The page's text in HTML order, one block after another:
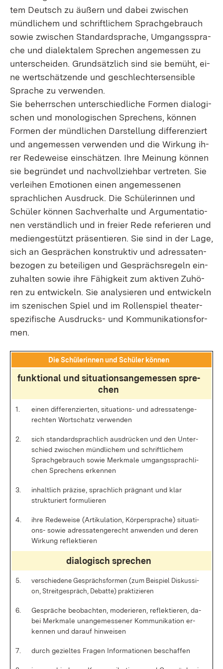
tem Deutsch zu äu­ßern und da­bei zwi­schen
münd­li­chem und schrift­li­chem Sprach­ge­brauch
so­wie zwi­schen Stan­dard­spra­che, Um­gangs­spra­
che und dia­lek­ta­lem Spre­chen an­ge­mes­sen zu
un­ter­schei­den. Grund­sätz­lich sind sie be­müht, ei­
ne wert­schät­zen­de und ge­schlech­ter­sen­si­ble
Spra­che zu ver­wen­den.
Sie be­herr­schen un­ter­schied­li­che For­men dia­lo­gi­
schen und mo­no­lo­gi­schen Spre­chens, kön­nen
For­men der münd­li­chen Dar­stel­lung dif­fe­ren­ziert
und an­ge­mes­sen ver­wen­den und die Wir­kung ih­
rer Re­de­wei­se ein­schät­zen. Ih­re Mei­nung kön­nen
sie be­grün­det und nach­voll­zieh­bar ver­tre­ten. Sie
ver­lei­hen Emo­tio­nen ei­nen an­ge­mes­se­nen
sprach­li­chen Aus­druck. Die Schü­le­rin­nen und
Schü­ler kön­nen Sach­ver­hal­te und Ar­gu­men­ta­tio­
nen ver­ständ­lich und in frei­er Re­de re­fe­rie­ren und
me­di­en­ge­stützt prä­sen­tie­ren. Sie sind in der La­ge,
sich an Ge­sprä­chen kon­struk­tiv und adres­sa­ten­
be­zo­gen zu be­tei­li­gen und Ge­sprächs­re­geln ein­
zu­hal­ten so­wie ih­re Fä­hig­keit zum ak­ti­ven Zu­hö­
ren zu ent­wi­ckeln. Sie ana­ly­sie­ren und ent­wi­ckeln
im sze­ni­schen Spiel und im Rol­len­spiel thea­ter­
spe­zi­fi­sche Aus­drucks- und Kom­mu­ni­ka­ti­ons­for­
men.
Die Schü­le­rin­nen und Schü­ler kön­nen
funk­tio­nal und si­tua­ti­ons­an­ge­mes­sen spre­
chen
1.
ei­nen dif­fe­ren­zier­ten, si­tua­ti­ons- und adres­sa­ten­ge­
rech­ten Wort­schatz ver­wen­den
2.
sich stan­dard­sprach­lich aus­drü­cken und den Un­ter­
schied zwi­schen münd­li­chem und schrift­li­chem
Sprach­ge­brauch so­wie Merk­ma­le um­gangs­sprach­li­
chen Spre­chens er­ken­nen
3.
in­halt­lich prä­zi­se, sprach­lich prä­gnant und klar
struk­tu­riert for­mu­lie­ren
4.
ih­re Re­de­wei­se (Ar­ti­ku­la­ti­on, Kör­per­spra­che) si­tua­ti­
ons- so­wie adres­sa­ten­ge­recht an­wen­den und de­ren
Wir­kung re­flek­tie­ren
dia­lo­gisch spre­chen
5.
ver­schie­de­ne Ge­sprächs­for­men (zum Bei­spiel Dis­kus­si­
on, Streit­ge­spräch, De­bat­te) prak­ti­zie­ren
6.
Ge­sprä­che be­ob­ach­ten, mo­de­rie­ren, re­flek­tie­ren, da­
bei Merk­ma­le un­an­ge­mes­se­ner Kom­mu­ni­ka­ti­on er­
ken­nen und dar­auf hin­wei­sen
7. durch ge­ziel­tes Fra­gen In­for­ma­tio­nen be­schaf­fen